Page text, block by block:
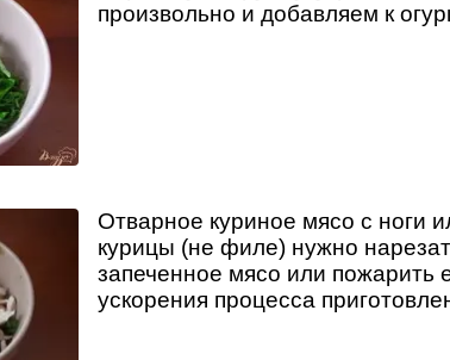
произвольно и добавляем к
Отварное куриное мясо с ноги
курицы (не филе) нужно
запеченное мясо или пожарить
ускорения процесса